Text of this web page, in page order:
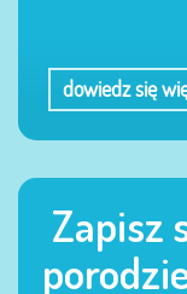
dowiedz się
Zapisz